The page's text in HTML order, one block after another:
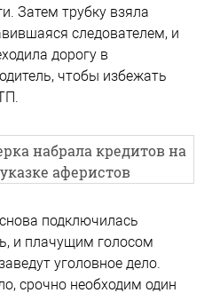
Затем трубку взяла
следователем, и
дорогу в
чтобы избежать
набрала кредитов на
аферистов
подключилась
и плачущим голосом
уголовное дело.
срочно необходим один